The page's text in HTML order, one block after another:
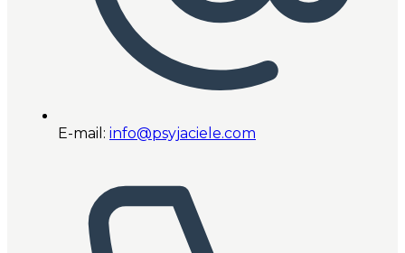
E-mail: info@psyjaciele.com